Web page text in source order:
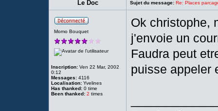
Le Doc Sujet du message: Re: Places
Momo Bouquet
Inscription: Ven 22 Mar, 2002
0:12
Messages: 4116
Localisation: Yvelines
Has thanked: 0 time
Been thanked: 2 times
Ok christophe,
j'envoie un
Faudra peut
puisse appeler